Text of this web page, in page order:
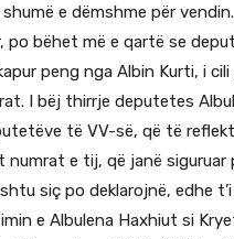
e dëmshme për
po bëhet më e qartë se
peng nga Albin Kurti, i
I bëj thirrje deputetes
të VV-së, që të
numrat e tij, që janë siguruar
siç po deklarojnë, edhe
e Albulena Haxhiut si